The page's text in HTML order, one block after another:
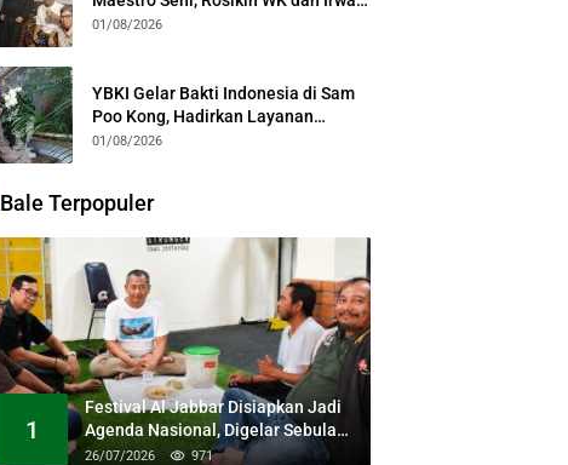
Guntari Garap Pertunjukan Kolosal
01/08/2026
YBKI Gelar Bakti Indonesia di Sam
Poo Kong, Hadirkan Layanan
Kesehatan Gratis dan Dialog
01/08/2026
Bale Terpopuler
1
Festival Al Jabbar Disiapkan Jadi
Agenda Nasional, Digelar Sebulan
Penuh di Kawasan Masjid Raya Al
26/07/2026 971